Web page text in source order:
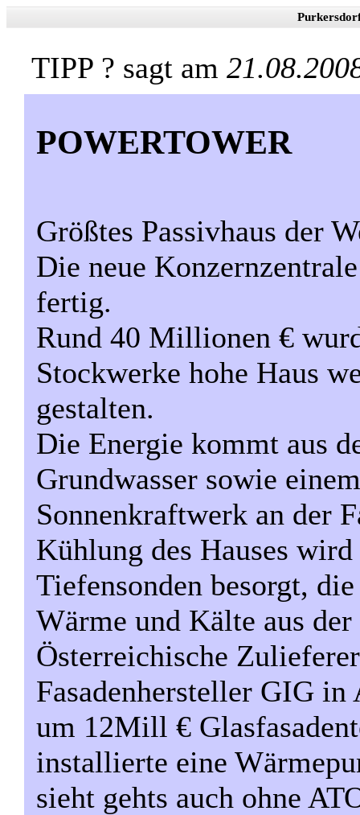
TIPP ? sagt am
POWERTOWER
Größtes Passivhaus der
Die neue
fertig.
Rund 40 Millionen €
Stockwerke hohe Haus
gestalten.
Die Energie kommt aus
Grundwasser sowie
Sonnenkraftwerk an der
Kühlung des Hauses
Tiefensonden besorgt,
Wärme und Kälte aus
Österreichische
Fasadenhersteller GIG
um 12Mill €
installierte eine
sieht gehts auch ohne